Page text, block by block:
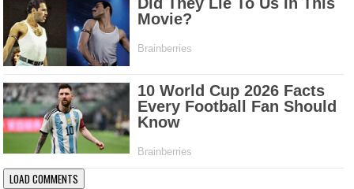
LOAD COMMENTS